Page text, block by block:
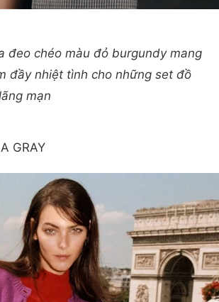
đeo chéo màu đỏ burgundy mang
đầy nhiệt tình cho những set đồ
mạn
GRAY